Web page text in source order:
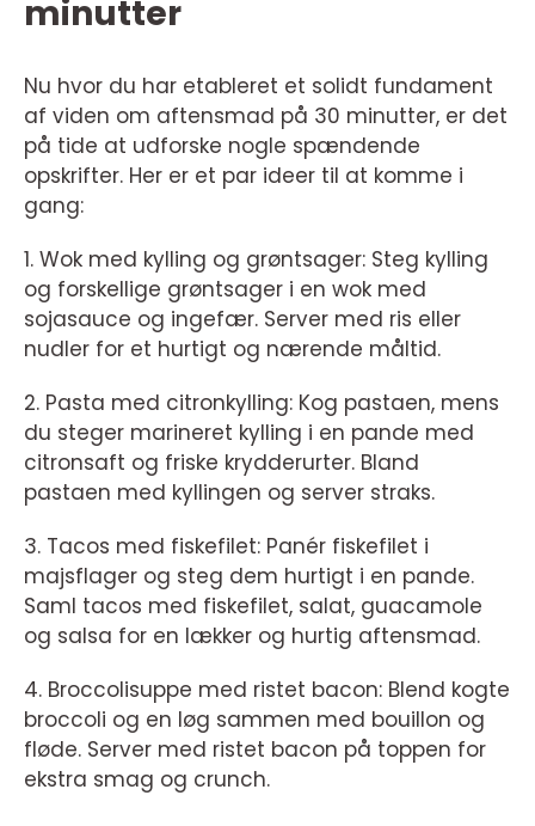
minutter
Nu hvor du har etableret et solidt fundament
af viden om aftensmad på 30 minutter, er det
på tide at udforske nogle spændende
opskrifter. Her er et par ideer til at komme i
gang:
1. Wok med kylling og grøntsager: Steg kylling
og forskellige grøntsager i en wok med
sojasauce og ingefær. Server med ris eller
nudler for et hurtigt og nærende måltid.
2. Pasta med citronkylling: Kog pastaen, mens
du steger marineret kylling i en pande med
citronsaft og friske krydderurter. Bland
pastaen med kyllingen og server straks.
3. Tacos med fiskefilet: Panér fiskefilet i
majsflager og steg dem hurtigt i en pande.
Saml tacos med fiskefilet, salat, guacamole
og salsa for en lækker og hurtig aftensmad.
4. Broccolisuppe med ristet bacon: Blend kogte
broccoli og en løg sammen med bouillon og
fløde. Server med ristet bacon på toppen for
ekstra smag og crunch.